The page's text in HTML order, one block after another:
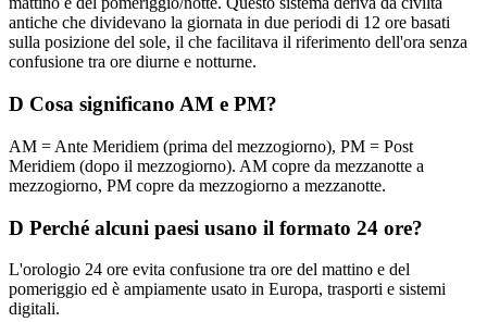
antiche che dividevano la giornata in due periodi di 12 ore basati
sulla posizione del sole, il che facilitava il riferimento dell'ora senza
confusione tra ore diurne e notturne.
D Cosa significano AM e PM?
AM = Ante Meridiem (prima del mezzogiorno), PM = Post
Meridiem (dopo il mezzogiorno). AM copre da mezzanotte a
mezzogiorno, PM copre da mezzogiorno a mezzanotte.
D Perché alcuni paesi usano il formato 24 ore?
L'orologio 24 ore evita confusione tra ore del mattino e del
pomeriggio ed è ampiamente usato in Europa, trasporti e sistemi
digitali.